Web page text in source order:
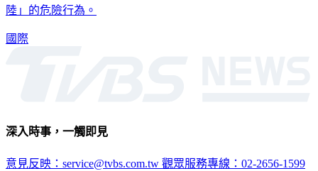
陸」的危險行為。
國際
深入時事，一觸即見
意見反映：service@tvbs.com.tw 觀眾服務專線：02-2656-1599